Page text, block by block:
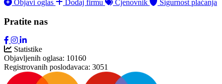
Objavi oglas Dodaj firmu Cjenovnik Sigurnost plaćanja
Pratite nas
Statistike
Objavljenih oglasa: 10160
Registrovanih poslodavaca: 3051